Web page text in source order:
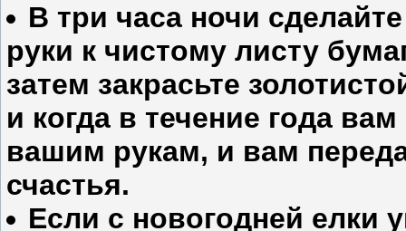
В три часа ночи
руки к чистому листу
затем закрасьте
и когда в течение года
вашим рукам, и вам
счастья.
Если с новогодней елки